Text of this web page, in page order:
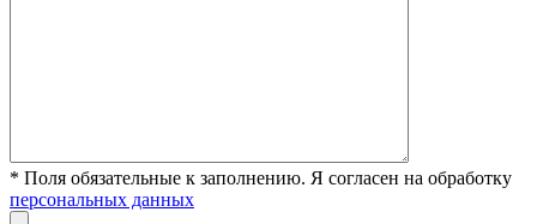
* Поля обязательные к заполнению. Я согласен на обработку
персональных данных